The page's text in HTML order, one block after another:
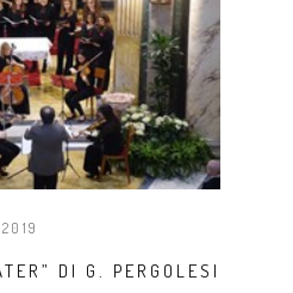
DI G. PERGOLESI